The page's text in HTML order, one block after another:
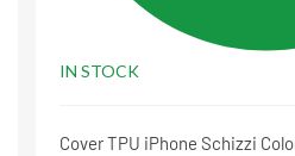
IN STOCK
Cover TPU iPhone Schizzi